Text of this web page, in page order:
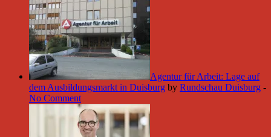
Agentur für Arbeit: Lage auf
dem Ausbildungsmarkt in Duisburg by Rundschau Duisburg -
No Comment